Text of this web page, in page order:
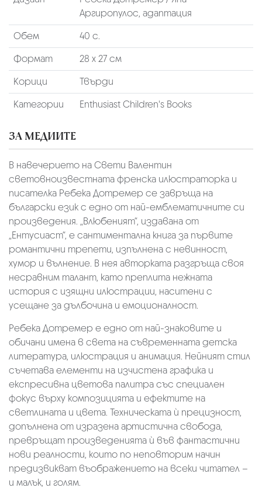
Аргиропулос, адаптация
Обем
40 с.
Формат
28 х 27 см
Корици
Твърди
Категории
Enthusiast Children's Books
ЗА МЕДИИТЕ
В навечерието на Свети Валентин
световноизвестната френска илюстраторка и
писателка Ребека Дотремер се завръща на
български език с едно от най-емблематичните си
произведения. „Влюбеният“, издавана от
„Ентусиаст“, е сантиментална книга за първите
романтични трепети, изпълнена с невинност,
хумор и вълнение. В нея авторката разгръща своя
несравним талант, като преплита нежната
история с изящни илюстрации, наситени с
усещане за дълбочина и емоционалност.
Ребека Дотремер е едно от най-знаковите и
обичани имена в света на съвременната детска
литература, илюстрация и анимация. Нейният стил
съчетава елементи на изчистена графика и
експресивна цветова палитра със специален
фокус върху композицията и ефектите на
светлината и цвета. Техническата ѝ прецизност,
допълнена от изразена артистична свобода,
превръщат произведенията ѝ във фантастични
нови реалности, които по неповторим начин
предизвикват въображението на всеки читател –
и малък, и голям.